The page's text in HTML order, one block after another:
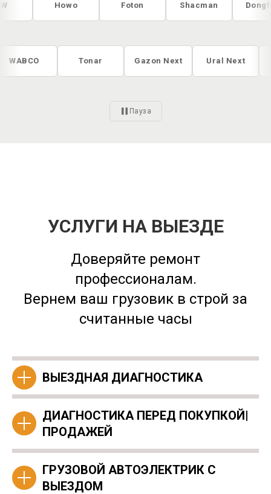
Shacman Dongfeng
WABCO Gazon Next Ural
Пауза
УСЛУГИ НА ВЫЕЗДЕ
Доверяйте ремонт
профессионалам.
Вернем ваш грузовик в строй за
считанные часы
ВЫЕЗДНАЯ ДИАГНОСТИКА
ДИАГНОСТИКА ПЕРЕД ПОКУПКОЙ|
ПРОДАЖЕЙ
ГРУЗОВОЙ АВТОЭЛЕКТРИК С
ВЫЕЗДОМ